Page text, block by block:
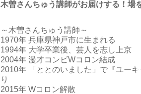
木曽さんちゅう講師がお届けする！場
～木曽さんちゅう講師～
1970年 兵庫県神戸市に生まれる
1994年 大学卒業後、芸人を志し上京
2004年 漫才コンビWコロン結成
2010年 「ととのいました」で『ユー
り
2015年 Wコロン解散